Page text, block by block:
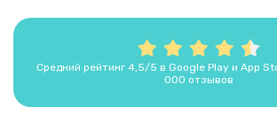
Средний рейтинг 4,5/5 в Google Play и App
000 отзывов